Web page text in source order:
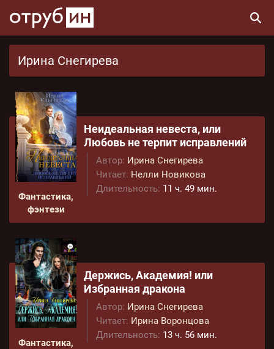
Ирина Снегирева
Фантастика,
фэнтези
Неидеальная невеста, или
Любовь не терпит исправлений
Автор: Ирина Снегирева
Читает: Нелли Новикова
Длительность: 11 ч. 49 мин.
Фантастика,
Держись, Академия! или
Избранная дракона
Автор: Ирина Снегирева
Читает: Ирина Воронцова
Длительность: 13 ч. 56 мин.